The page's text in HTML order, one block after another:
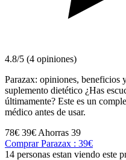
4.8/5 (4 opiniones)
Parazax: opiniones, beneficios
suplemento dietético ¿Has
últimamente? Este es un
médico antes de usar.
78€ 39€ Ahorras 39
Comprar Parazax : 39€
14 personas estan viendo este